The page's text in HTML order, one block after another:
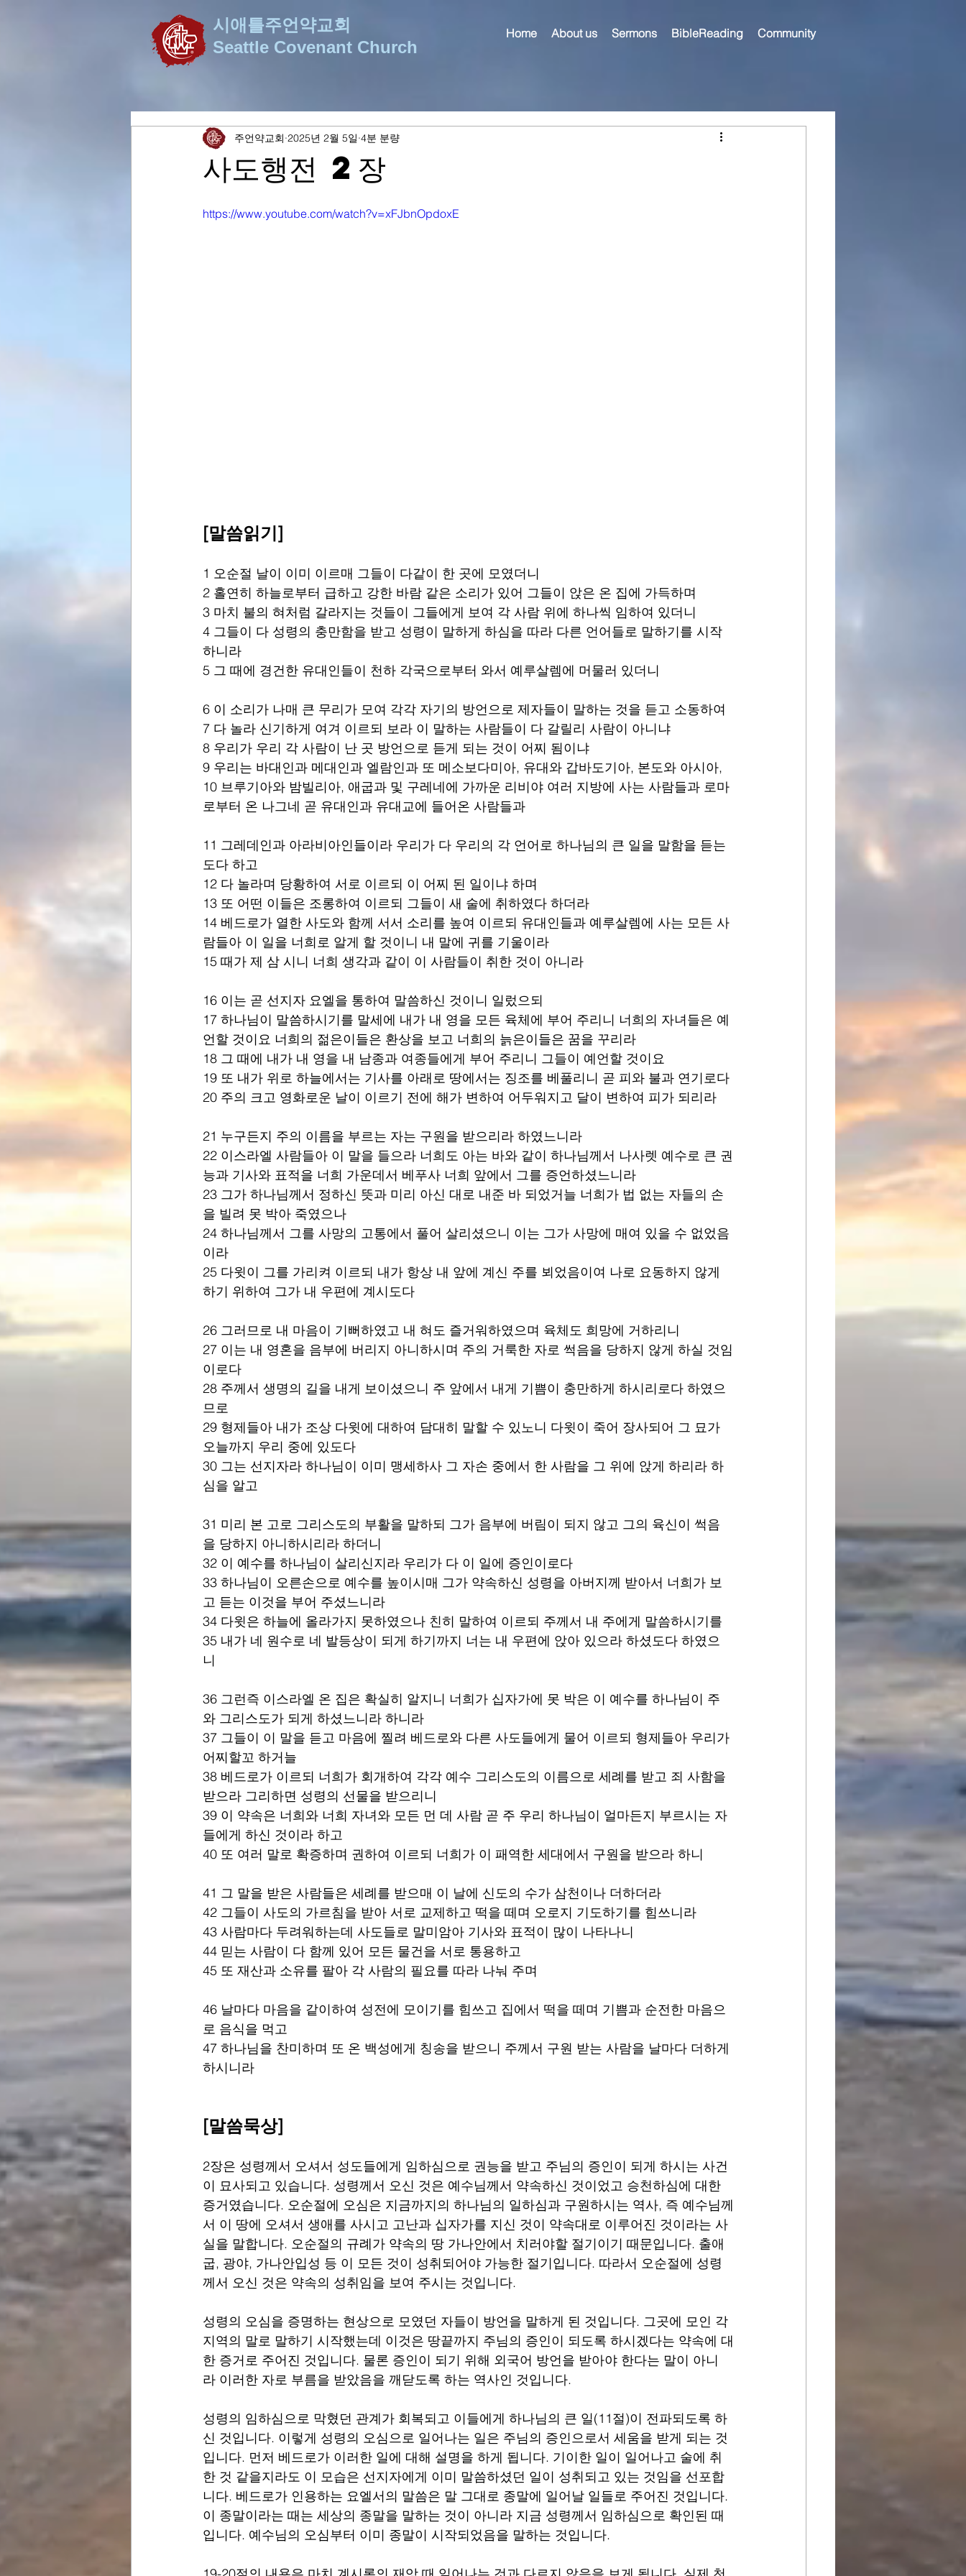
Home About us Sermons BibleReading Community
시애틀주언약교회
Seattle Covenant Church
사도행전 2장
주언약교회 2025년 2월 5일 4분 분량
https://www.youtube.com/watch?v=xFJbnOpdoxE
[말씀읽기]
1 오순절 날이 이미 이르매 그들이 다같이 한 곳에 모였더니
2 홀연히 하늘로부터 급하고 강한 바람 같은 소리가 있어 그들이 앉은 온 집에 가득하며
3 마치 불의 혀처럼 갈라지는 것들이 그들에게 보여 각 사람 위에 하나씩 임하여 있더니
4 그들이 다 성령의 충만함을 받고 성령이 말하게 하심을 따라 다른 언어들로 말하기를 시작
하니라
5 그 때에 경건한 유대인들이 천하 각국으로부터 와서 예루살렘에 머물러 있더니
6 이 소리가 나매 큰 무리가 모여 각각 자기의 방언으로 제자들이 말하는 것을 듣고 소동하여
7 다 놀라 신기하게 여겨 이르되 보라 이 말하는 사람들이 다 갈릴리 사람이 아니냐
8 우리가 우리 각 사람이 난 곳 방언으로 듣게 되는 것이 어찌 됨이냐
9 우리는 바대인과 메대인과 엘람인과 또 메소보다미아, 유대와 갑바도기아, 본도와 아시아,
10 브루기아와 밤빌리아, 애굽과 및 구레네에 가까운 리비야 여러 지방에 사는 사람들과 로마
로부터 온 나그네 곧 유대인과 유대교에 들어온 사람들과
11 그레데인과 아라비아인들이라 우리가 다 우리의 각 언어로 하나님의 큰 일을 말함을 듣는
도다 하고
12 다 놀라며 당황하여 서로 이르되 이 어찌 된 일이냐 하며
13 또 어떤 이들은 조롱하여 이르되 그들이 새 술에 취하였다 하더라
14 베드로가 열한 사도와 함께 서서 소리를 높여 이르되 유대인들과 예루살렘에 사는 모든 사
람들아 이 일을 너희로 알게 할 것이니 내 말에 귀를 기울이라
15 때가 제 삼 시니 너희 생각과 같이 이 사람들이 취한 것이 아니라
16 이는 곧 선지자 요엘을 통하여 말씀하신 것이니 일렀으되
17 하나님이 말씀하시기를 말세에 내가 내 영을 모든 육체에 부어 주리니 너희의 자녀들은 예
언할 것이요 너희의 젊은이들은 환상을 보고 너희의 늙은이들은 꿈을 꾸리라
18 그 때에 내가 내 영을 내 남종과 여종들에게 부어 주리니 그들이 예언할 것이요
19 또 내가 위로 하늘에서는 기사를 아래로 땅에서는 징조를 베풀리니 곧 피와 불과 연기로다
20 주의 크고 영화로운 날이 이르기 전에 해가 변하여 어두워지고 달이 변하여 피가 되리라
21 누구든지 주의 이름을 부르는 자는 구원을 받으리라 하였느니라
22 이스라엘 사람들아 이 말을 들으라 너희도 아는 바와 같이 하나님께서 나사렛 예수로 큰 권
능과 기사와 표적을 너희 가운데서 베푸사 너희 앞에서 그를 증언하셨느니라
23 그가 하나님께서 정하신 뜻과 미리 아신 대로 내준 바 되었거늘 너희가 법 없는 자들의 손
을 빌려 못 박아 죽였으나
24 하나님께서 그를 사망의 고통에서 풀어 살리셨으니 이는 그가 사망에 매여 있을 수 없었음
이라
25 다윗이 그를 가리켜 이르되 내가 항상 내 앞에 계신 주를 뵈었음이여 나로 요동하지 않게
하기 위하여 그가 내 우편에 계시도다
26 그러므로 내 마음이 기뻐하였고 내 혀도 즐거워하였으며 육체도 희망에 거하리니
27 이는 내 영혼을 음부에 버리지 아니하시며 주의 거룩한 자로 썩음을 당하지 않게 하실 것임
이로다
28 주께서 생명의 길을 내게 보이셨으니 주 앞에서 내게 기쁨이 충만하게 하시리로다 하였으
므로
29 형제들아 내가 조상 다윗에 대하여 담대히 말할 수 있노니 다윗이 죽어 장사되어 그 묘가
오늘까지 우리 중에 있도다
30 그는 선지자라 하나님이 이미 맹세하사 그 자손 중에서 한 사람을 그 위에 앉게 하리라 하
심을 알고
31 미리 본 고로 그리스도의 부활을 말하되 그가 음부에 버림이 되지 않고 그의 육신이 썩음
을 당하지 아니하시리라 하더니
32 이 예수를 하나님이 살리신지라 우리가 다 이 일에 증인이로다
33 하나님이 오른손으로 예수를 높이시매 그가 약속하신 성령을 아버지께 받아서 너희가 보
고 듣는 이것을 부어 주셨느니라
34 다윗은 하늘에 올라가지 못하였으나 친히 말하여 이르되 주께서 내 주에게 말씀하시기를
35 내가 네 원수로 네 발등상이 되게 하기까지 너는 내 우편에 앉아 있으라 하셨도다 하였으
니
36 그런즉 이스라엘 온 집은 확실히 알지니 너희가 십자가에 못 박은 이 예수를 하나님이 주
와 그리스도가 되게 하셨느니라 하니라
37 그들이 이 말을 듣고 마음에 찔려 베드로와 다른 사도들에게 물어 이르되 형제들아 우리가
어찌할꼬 하거늘
38 베드로가 이르되 너희가 회개하여 각각 예수 그리스도의 이름으로 세례를 받고 죄 사함을
받으라 그리하면 성령의 선물을 받으리니
39 이 약속은 너희와 너희 자녀와 모든 먼 데 사람 곧 주 우리 하나님이 얼마든지 부르시는 자
들에게 하신 것이라 하고
40 또 여러 말로 확증하며 권하여 이르되 너희가 이 패역한 세대에서 구원을 받으라 하니
41 그 말을 받은 사람들은 세례를 받으매 이 날에 신도의 수가 삼천이나 더하더라
42 그들이 사도의 가르침을 받아 서로 교제하고 떡을 떼며 오로지 기도하기를 힘쓰니라
43 사람마다 두려워하는데 사도들로 말미암아 기사와 표적이 많이 나타나니
44 믿는 사람이 다 함께 있어 모든 물건을 서로 통용하고
45 또 재산과 소유를 팔아 각 사람의 필요를 따라 나눠 주며
46 날마다 마음을 같이하여 성전에 모이기를 힘쓰고 집에서 떡을 떼며 기쁨과 순전한 마음으
로 음식을 먹고
47 하나님을 찬미하며 또 온 백성에게 칭송을 받으니 주께서 구원 받는 사람을 날마다 더하게
하시니라
[말씀묵상]
2장은 성령께서 오셔서 성도들에게 임하심으로 권능을 받고 주님의 증인이 되게 하시는 사건
이 묘사되고 있습니다. 성령께서 오신 것은 예수님께서 약속하신 것이었고 승천하심에 대한
증거였습니다. 오순절에 오심은 지금까지의 하나님의 일하심과 구원하시는 역사, 즉 예수님께
서 이 땅에 오셔서 생애를 사시고 고난과 십자가를 지신 것이 약속대로 이루어진 것이라는 사
실을 말합니다. 오순절의 규례가 약속의 땅 가나안에서 치러야할 절기이기 때문입니다. 출애
굽, 광야, 가나안입성 등 이 모든 것이 성취되어야 가능한 절기입니다. 따라서 오순절에 성령
께서 오신 것은 약속의 성취임을 보여 주시는 것입니다.
성령의 오심을 증명하는 현상으로 모였던 자들이 방언을 말하게 된 것입니다. 그곳에 모인 각
지역의 말로 말하기 시작했는데 이것은 땅끝까지 주님의 증인이 되도록 하시겠다는 약속에 대
한 증거로 주어진 것입니다. 물론 증인이 되기 위해 외국어 방언을 받아야 한다는 말이 아니
라 이러한 자로 부름을 받았음을 깨닫도록 하는 역사인 것입니다.
성령의 임하심으로 막혔던 관계가 회복되고 이들에게 하나님의 큰 일(11절)이 전파되도록 하
신 것입니다. 이렇게 성령의 오심으로 일어나는 일은 주님의 증인으로서 세움을 받게 되는 것
입니다. 먼저 베드로가 이러한 일에 대해 설명을 하게 됩니다. 기이한 일이 일어나고 술에 취
한 것 같을지라도 이 모습은 선지자에게 이미 말씀하셨던 일이 성취되고 있는 것임을 선포합
니다. 베드로가 인용하는 요엘서의 말씀은 말 그대로 종말에 일어날 일들로 주어진 것입니다.
이 종말이라는 때는 세상의 종말을 말하는 것이 아니라 지금 성령께서 임하심으로 확인된 때
입니다. 예수님의 오심부터 이미 종말이 시작되었음을 말하는 것입니다.